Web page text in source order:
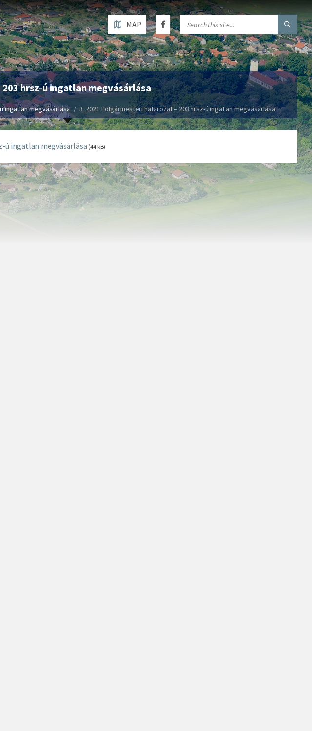
MAP
hrsz-ú ingatlan megvásárlása
ingatlan megvásárlása 3_2021 Polgármesteri határozat – 203 hrsz-ú ingatlan megvásárlása
ú ingatlan megvásárlása (44 kB)